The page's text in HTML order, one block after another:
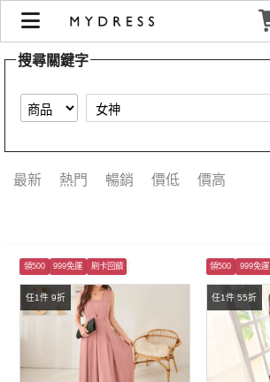
【女神】搜尋結果 | MYDRESS 時裳韓風
搜尋關鍵字
最新 熱門 暢銷 價低 價高
任1件 9折
領500 999免運 刷卡回饋
任1件 55折
領500 999免運